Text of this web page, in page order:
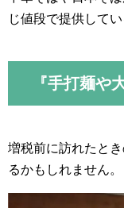
じ値段で提供して
『手打麺や
増税前に訪れたと
るかもしれません。